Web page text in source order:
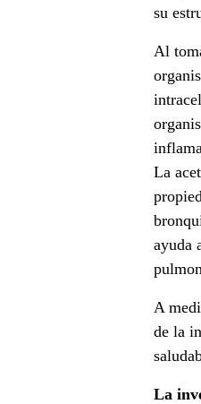
u
d
a
b
l
e
.
su
Al
La
ayuda
A
de la
La